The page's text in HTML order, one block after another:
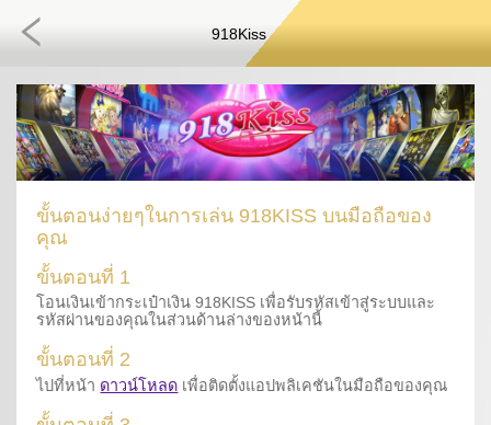
918Kiss
ขั้นตอนง่ายๆในการเล่น 918KISS บนมือถือของ
คุณ
ขั้นตอนที่ 1
โอนเงินเข้ากระเป๋าเงิน 918KISS เพื่อรับรหัสเข้าสู่ระบบและ
รหัสผ่านของคุณในส่วนด้านล่างของหน้านี้
ขั้นตอนที่ 2
ไปที่หน้า ดาวน์โหลด เพื่อติดตั้งแอปพลิเคชันในมือถือของคุณ